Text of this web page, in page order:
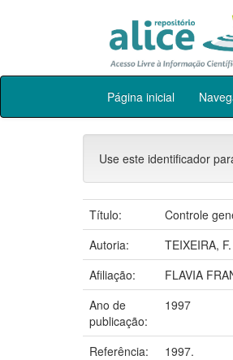
Skip
Página inicial
Use este identificador
Título:
Controle
Autoria:
TEIXEIRA, F.
Afiliação:
FLAVIA
Ano de
publicação:
1997
Referência:
1997.